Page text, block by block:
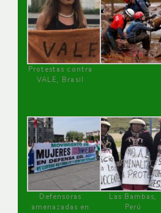
Protestas contra
VALE, Brasil
Defensoras
amenazadas en
Las Bambas,
Perú